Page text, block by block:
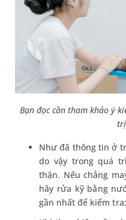
Bạn đọc cần tham khảo ý
Như đã thông tin ở
do vậy trong quá
thận. Nếu chẳng
hãy rửa kỹ bằng
gần nhất để kiểm tra;